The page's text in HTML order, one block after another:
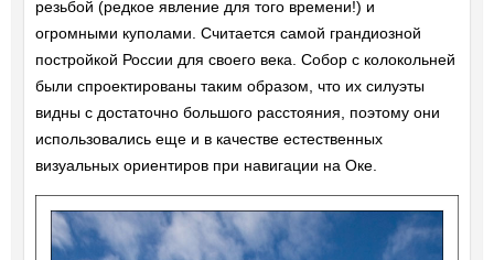
резьбой (редкое явление для того времени!) и
огромными куполами. Считается самой грандиозной
постройкой России для своего века. Собор с колокольней
были спроектированы таким образом, что их силуэты
видны с достаточно большого расстояния, поэтому они
использовались еще и в качестве естественных
визуальных ориентиров при навигации на Оке.